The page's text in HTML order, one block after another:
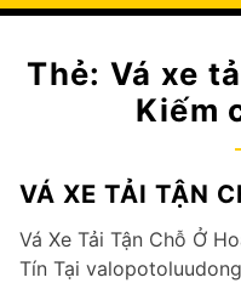
Thẻ: Vá xe
Kiếm
VÁ XE TẢI TẬN
Vá Xe Tải Tận Chỗ Ở
Tín Tại